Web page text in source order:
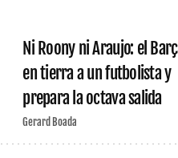
Ni Roony ni Araujo: el
en tierra a un futbolista y
prepara la octava salida
Gerard Boada